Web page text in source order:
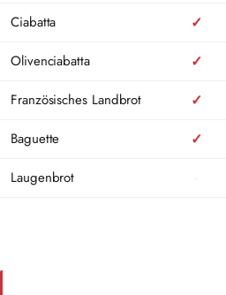
Ciabatta
✓
Olivenciabatta ✓
Französisches Landbrot ✓
Baguette ✓
Laugenbrot ·